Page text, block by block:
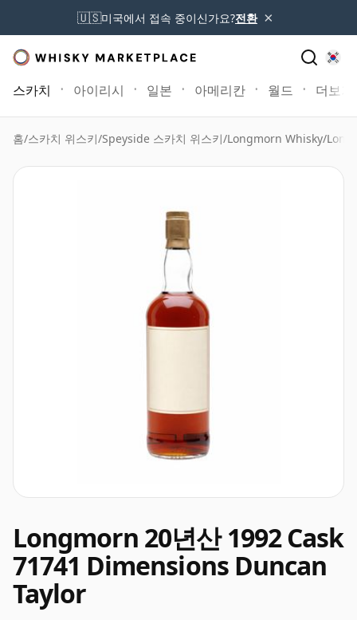
🇺🇸미국에서 접속 중이신가요?전환 ×
스카치 아이리시 일본 아메리칸 월드 더보기
홈/스카치 위스키/Speyside 스카치 위스키/Longmorn Whisky/
Longmorn 20년산 1992 Cask
71741 Dimensions Duncan
Taylor